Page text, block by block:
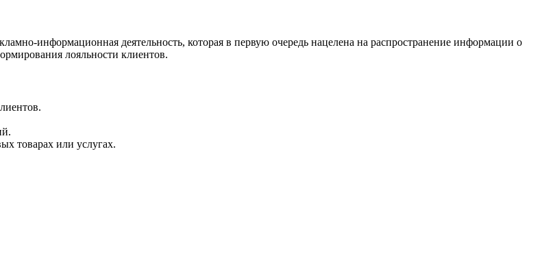
информационная деятельность, которая в первую очередь нацелена на распространение информации о
лояльности клиентов.
товарах или услугах.